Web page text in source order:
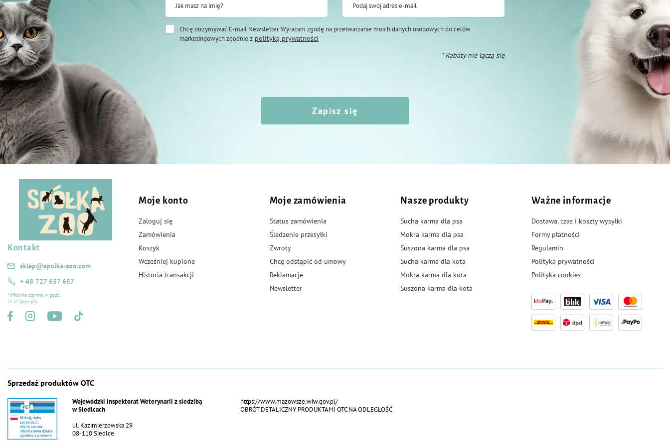
DODATKI DIETETYCZNE
witamina A 23500 JM, witamina D3 850 JM, witamina E 55 mg, witamina C 255 mg, 3b103 (żelazo) 69 mg, 3b202 (jod)
2 mg, 3b405 (miedź) 7 mg, 3b502 (mangan) 52 mg, 3b603 (cynk) 50 mg, 3b801 (selen) 0,14 mg
DODATKI TECHNOLOGICZNE
przeciwutleniacze
DODATKI PASZOWE
barwniki
SPOSÓB UŻYCIA
Codziennie podawaj świeżą karmę i wodę pitną. W zależności od wielkości i rasy kawii zalecana dzienna porcja
dodatkowo urozmaicać przekąskami.
Jak masz na imię? Podaj swój adres e-mail
Chcę otrzymywać E-mail Newsletter. Wyrażam zgodę na przetwarzanie moich danych osobowych do celów
marketingowych zgodnie z polityką prywatności
* Rabaty nie łączą się
Zapisz się
Kontakt
sklep@spolka-zoo.com
+ 48 727 657 657
*Infolinia czynna w godz.
7 - 17 (pon.-pt.)
Moje konto
Zaloguj się
Zamówienia
Koszyk
Wcześniej kupione
Historia transakcji
Moje zamówienia
Status zamówienia
Śledzenie przesyłki
Zwroty
Chcę odstąpić od umowy
Reklamacje
Newsletter
Nasze produkty
Sucha karma dla psa
Mokra karma dla psa
Suszona karma dla psa
Sucha karma dla kota
Mokra karma dla kota
Suszona karma dla kota
Ważne informacje
Dostawa, czas i koszty wysyłki
Formy płatności
Regulamin
Polityka prywatności
Polityka cookies
Sprzedaż produktów OTC
Wojewódzki Inspektorat Weterynarii z siedzibą
w Siedlcach
ul. Kazimierzowska 29
08-110 Siedlce
https://www.mazowsze.wiw.gov.pl/
OBRÓT DETALICZNY PRODUKTAMI OTC NA ODLEGŁOŚĆ